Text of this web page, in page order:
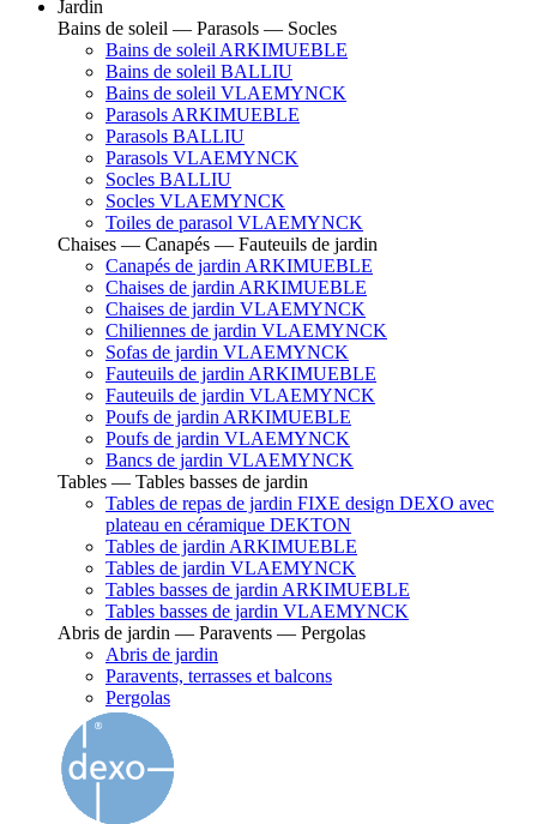
Jardin
Bains de soleil — Parasols — Socles
Bains de soleil ARKIMUEBLE
Bains de soleil BALLIU
Bains de soleil VLAEMYNCK
Parasols ARKIMUEBLE
Parasols BALLIU
Parasols VLAEMYNCK
Socles BALLIU
Socles VLAEMYNCK
Toiles de parasol VLAEMYNCK
Chaises — Canapés — Fauteuils de jardin
Canapés de jardin ARKIMUEBLE
Chaises de jardin ARKIMUEBLE
Chaises de jardin VLAEMYNCK
Chiliennes de jardin VLAEMYNCK
Sofas de jardin VLAEMYNCK
Fauteuils de jardin ARKIMUEBLE
Fauteuils de jardin VLAEMYNCK
Poufs de jardin ARKIMUEBLE
Poufs de jardin VLAEMYNCK
Bancs de jardin VLAEMYNCK
Tables — Tables basses de jardin
Tables de repas de jardin FIXE design DEXO avec
plateau en céramique DEKTON
Tables de jardin ARKIMUEBLE
Tables de jardin VLAEMYNCK
Tables basses de jardin ARKIMUEBLE
Tables basses de jardin VLAEMYNCK
Abris de jardin — Paravents — Pergolas
Abris de jardin
Paravents, terrasses et balcons
Pergolas